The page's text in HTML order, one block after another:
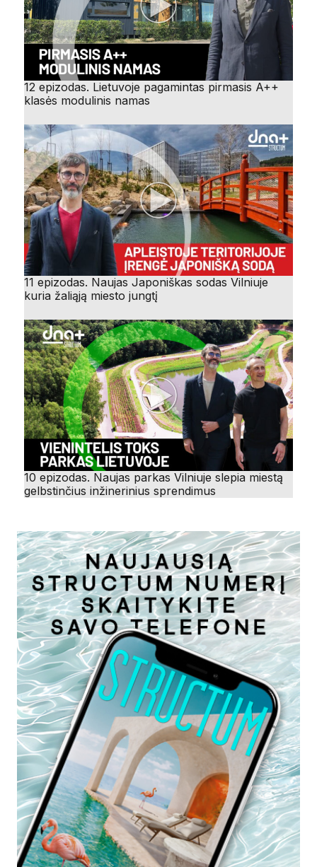
12 epizodas. Lietuvoje pagamintas pirmasis A++
klasės modulinis namas
11 epizodas. Naujas Japoniškas sodas Vilniuje
kuria žaliąją miesto jungtį
10 epizodas. Naujas parkas Vilniuje slepia miestą
gelbstinčius inžinerinius sprendimus